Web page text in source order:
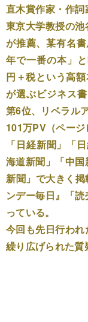
直木賞作家・作
東京大学教授の
が推薦、某有名
年で一番の本」
円＋税という高
が選ぶビジネス
第6位、リベラル
101万PV（ページ
「日経新聞」「
海道新聞」「中
新聞」で大きく
ンデー毎日』「
っている。
今回も先日行わ
繰り広げられた質